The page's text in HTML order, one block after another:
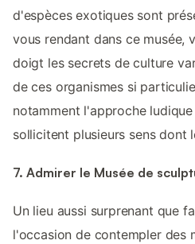
d'espèces exotiques sont
vous rendant dans ce musée,
doigt les secrets de culture
de ces organismes si
notamment l'approche
sollicitent plusieurs sens dont
7. Admirer le Musée de
Un lieu aussi surprenant que
l'occasion de contempler des